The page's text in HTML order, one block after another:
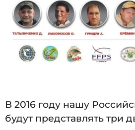
В 2016 году нашу
будут представлять три